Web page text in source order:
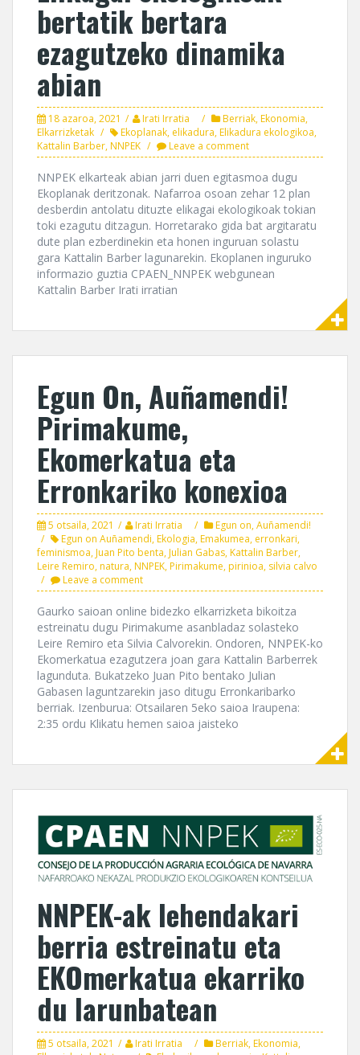
bertatik bertara
ezagutzeko dinamika
abian
18 azaroa, 2021 Irati Irratia Berriak,Ekonomia,
Elkarrizketak
Ekoplanak, elikadura,Elikadura ekologikoa,
Kattalin Barber,NNPEK Leave a comment
NNPEK elkarteak abian jarri duen egitasmoa dugu
Ekoplanak deritzonak. Nafarroa osoan zehar 12 plan
desberdin antolatu dituzte elikagai ekologikoak tokian
toki ezagutu ditzagun. Horretarako gida bat argitaratu
dute plan ezberdinekin eta honen inguruan solastu
gara Kattalin Barber lagunarekin. Ekoplanen inguruko
informazio guztia CPAEN_NNPEK webgunean
Kattalin Barber Irati irratian
Egun On, Auñamendi!
Pirimakume,
Ekomerkatua eta
Erronkariko konexioa
5 otsaila, 2021 Irati Irratia
Egun on, Auñamendi!
Egun on Auñamendi,Ekologia,Emakumea, erronkari,
feminismoa,Juan Pito benta,Julian Gabas,Kattalin Barber,
Leire Remiro,natura,NNPEK,Pirimakume,pirinioa, silvia calvo
Leave a comment
Gaurko saioan online bidezko elkarrizketa bikoitza
estreinatu dugu Pirimakume asanbladaz solasteko
Leire Remiro eta Silvia Calvorekin. Ondoren, NNPEK-ko
Ekomerkatua ezagutzera joan gara Kattalin Barberrek
lagunduta. Bukatzeko Juan Pito bentako Julian
Gabasen laguntzarekin jaso ditugu Erronkaribarko
berriak. Izenburua: Otsailaren 5eko saioa Iraupena:
2:35 ordu Klikatu hemen saioa jaisteko
NNPEK-ak lehendakari
berria estreinatu eta
EKOmerkatua ekarriko
du larunbatean
5 otsaila, 2021 Irati Irratia Berriak,Ekonomia,